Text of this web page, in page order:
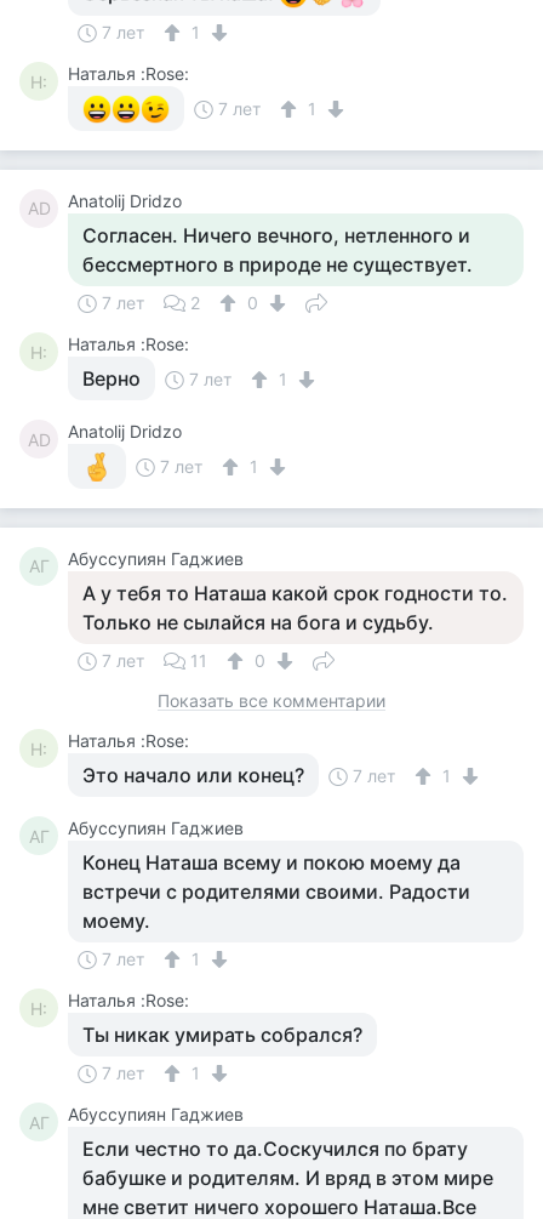
7 лет 1
Н:
Наталья :Rose:
7 лет
1
AD Anatolij Dridzo
Согласен. Ничего вечного, нетленного и
бессмертного в природе не существует.
7 лет 2 0
Н: Наталья :Rose:
Верно 7 лет 1
AD
Anatolij Dridzo
7 лет
1
AГ Aбуссупиян Гаджиев
А у тебя то Наташа какой срок годности то.
Только не сылайся на бога и судьбу.
7 лет 11
0
Показать все комментарии
Н: Наталья :Rose:
Это начало или конец? 7 лет 1
AГ Aбуссупиян Гаджиев
Конец Наташа всему и покою моему да
встречи с родителями своими. Радости
моему.
7 лет 1
Н: Наталья :Rose:
Ты никак умирать собрался?
7 лет 1
AГ Aбуссупиян Гаджиев
Если честно то да.Соскучился по брату
бабушке и родителям. И вряд в этом мире
мне светит ничего хорошего Наташа.Все